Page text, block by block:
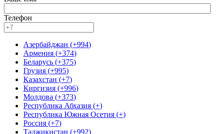
Телефон
Азербайджан (+994)
Армения (+374)
Беларусь (+375)
Грузия (+995)
Казахстан (+7)
Киргизия (+996)
Молдова (+373)
Республика Абхазия (+)
Республика Южная Осетия (+)
Россия (+7)
Таджикистан (+992)